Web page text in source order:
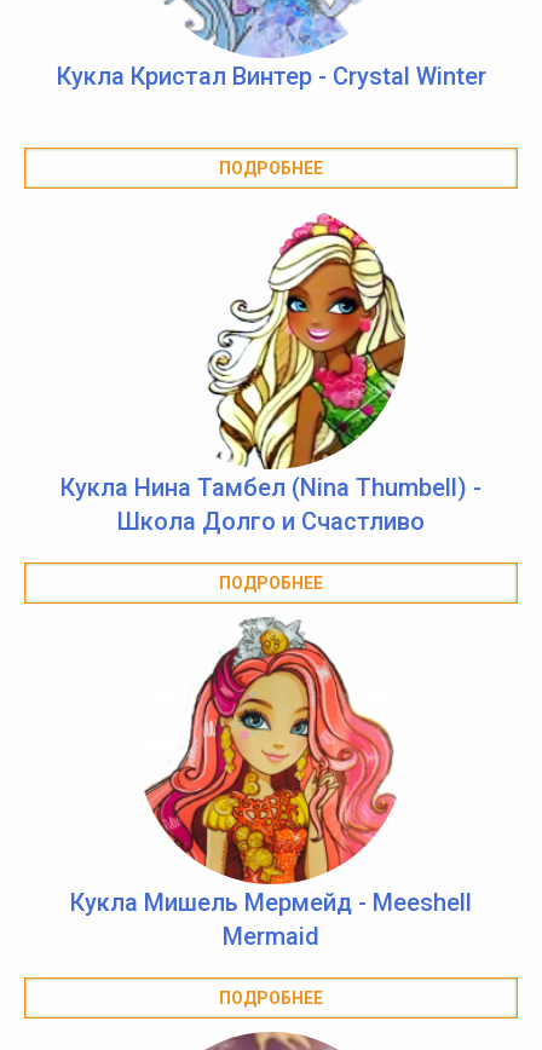
Кукла Кристал Винтер - Crystal Winter
ПОДРОБНЕЕ
Кукла Нина Тамбел (Nina Thumbell) -
Школа Долго и Счастливо
ПОДРОБНЕЕ
Кукла Мишель Мермейд - Meeshell
Mermaid
ПОДРОБНЕЕ